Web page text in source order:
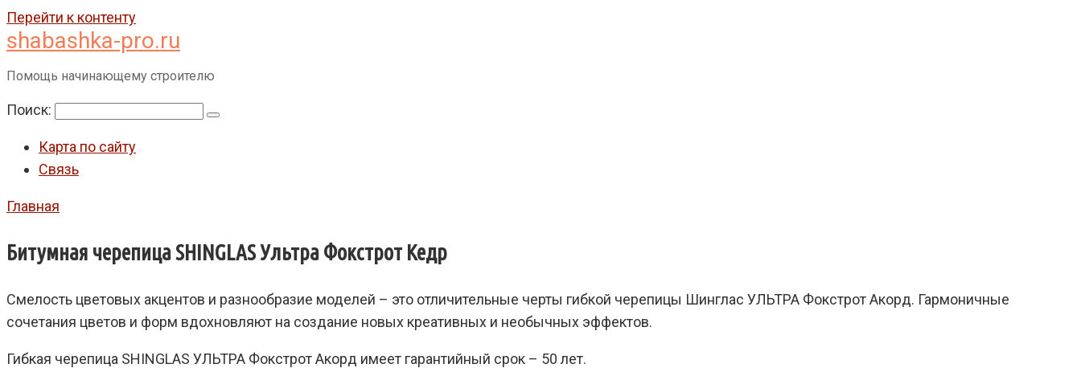
Перейти к контенту
shabashka-pro.ru
Помощь начинающему строителю
Поиск:
Карта по сайту
Связь
Главная
Битумная черепица SHINGLAS Ультра Фокстрот Кедр
Смелость цветовых акцентов и разнообразие моделей – это отличительные черты гибкой черепицы Шинглас УЛЬТРА Фокстрот Акорд. Гармоничные
сочетания цветов и форм вдохновляют на создание новых креативных и необычных эффектов.
Гибкая черепица SHINGLAS УЛЬТРА Фокстрот Акорд имеет гарантийный срок – 50 лет.